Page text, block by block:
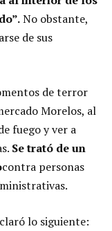
No obstante,
de sus
de terror
Morelos, al
fuego y ver a
Se trató de un
contra personas
lo siguiente: